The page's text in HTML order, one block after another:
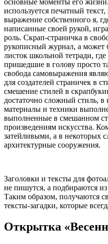
используется печатный
выражение собственного я,
написанные своей рукой,
роль. Скрап-страничка в
рукописный журнал, а может
листок школьной тетради,
пришедшие в голову просто
свобода самовыражения
для создателей страничек в
смешение стилей в
достаточно сложный стиль,
материалы и техники
выполненные в смешанном
произведениям искусства.
затейливыми, а в некоторых
архитектурные сооружения.
Заголовки и тексты для
не пишутся, а подбираются
Таким образом, получаются
тексты-загадки, которые
Открытка